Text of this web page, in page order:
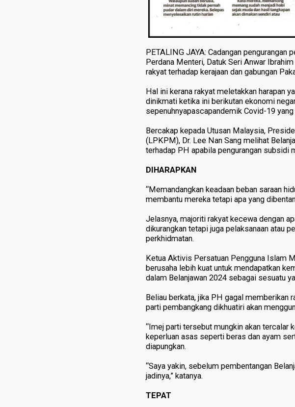
PETALING JAYA: Cadangan
Perdana Menteri, Datuk Seri Anwar
rakyat terhadap kerajaan dan gabungan
Hal ini kerana rakyat mele­takkan harapan
dinikmati ketika ini berikutan ekonomi
sepenuhnyapascapandemik Covid-19
Bercakap kepada Utusan Malaysia,
(LPKPM), Dr. Lee Nan Sang melihat
terhadap PH apabila pengurangan subsidi
DIHARAPKAN
“Memandangkan keadaan beban saraan
membantu mereka tetapi apa yang
Jelasnya, majoriti rakyat kecewa dengan
dikurangkan tetapi juga pelaksanaan atau
perkhidmatan.
Ketua Aktivis Persatuan Pengguna Islam
berusaha lebih kuat untuk mendapatkan
dalam Belanjawan 2024 sebagai sesuatu
Beliau berkata, jika PH gagal memberikan
parti pembangkang dikhuatiri akan
“Imej parti tersebut mungkin akan tercalar
keperluan asas seperti beras dan ayam
diapungkan.
“Saya yakin, sebelum pembentangan
jadinya,” kata­nya.
TEPAT